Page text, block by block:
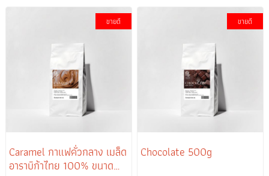
ขายดี
Caramel กาแฟคั่วกลาง เมล็ด
อาราบิก้าไทย 100% ขนาด
ขายดี
Chocolate 500g